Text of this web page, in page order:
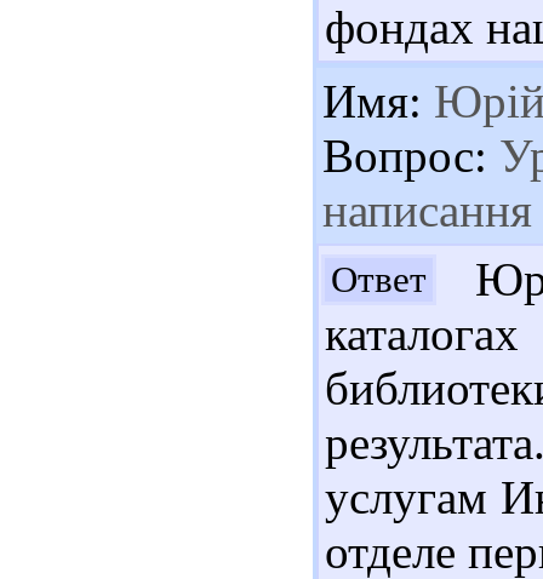
фондах
Имя:
Вопрос:
Ответ
услугам
отделе